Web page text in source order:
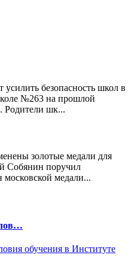
безопасность школ в
№263 на прошлой
Родители шк...
золотые медали для
Собянин поручил
московской медали...